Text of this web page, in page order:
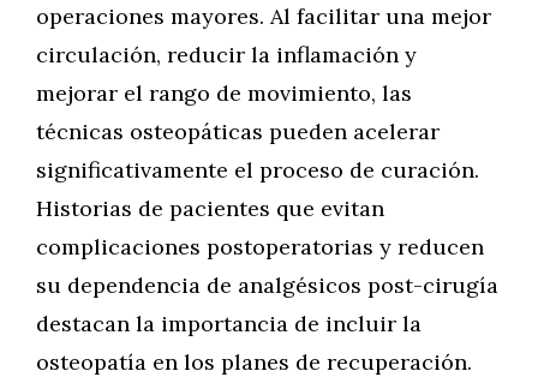
operaciones mayores. Al facilitar una mejor
circulación, reducir la inflamación y
mejorar el rango de movimiento, las
técnicas osteopáticas pueden acelerar
significativamente el proceso de curación.
Historias de pacientes que evitan
complicaciones postoperatorias y reducen
su dependencia de analgésicos post-cirugía
destacan la importancia de incluir la
osteopatía en los planes de recuperación.